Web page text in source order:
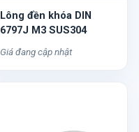
Lông đền khóa DIN
6797J M3 SUS304
Giá đang cập nhật